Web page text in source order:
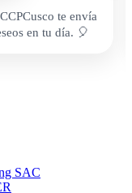
te envía
en tu día. 🎈